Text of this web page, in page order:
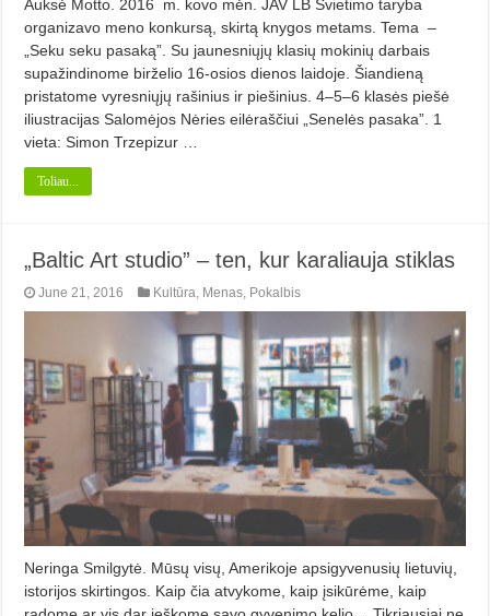
Auksė Motto. 2016 m. kovo mėn. JAV LB Švietimo taryba
organizavo meno konkursą, skirtą knygos metams. Tema –
„Seku seku pasaką”. Su jaunesniųjų klasių mokinių darbais
supažindinome birželio 16-osios dienos laidoje. Šiandieną
pristatome vyresniųjų rašinius ir piešinius. 4–5–6 klasės piešė
iliustracijas Salomėjos Nėries eilėraščiui „Senelės pasaka”. 1
vieta: Simon Trzepizur …
Toliau...
„Baltic Art studio” – ten, kur karaliauja stiklas
June 21, 2016 Kultūra, Menas, Pokalbis
Neringa Smilgytė. Mūsų visų, Amerikoje apsigyvenusių lietuvių,
istorijos skirtingos. Kaip čia atvykome, kaip įsikūrėme, kaip